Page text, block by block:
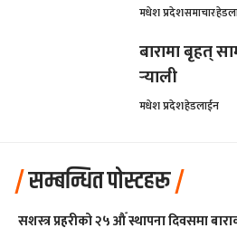
मधेश प्रदेशसमाचार
बारामा बृहत्
र्‍याली
मधेश प्रदेशहेडलाईन
सम्बन्धित पोस्टहरू
सशस्त्र प्रहरीको २५ औँ स्थापना दिवसमा